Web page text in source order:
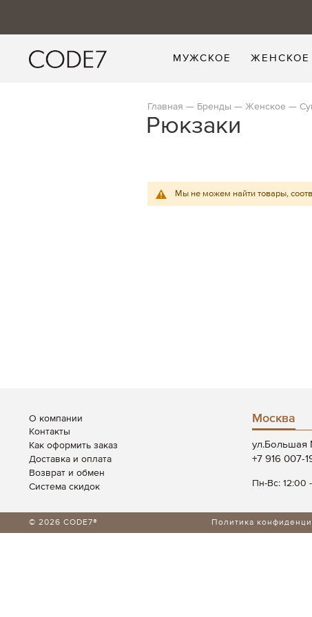
МУЖСКОЕ ЖЕНСКОЕ
Главная Бренды Женское
Рюкзаки
Мы не можем найти товары,
О компании
Контакты
Как оформить заказ
Доставка и оплата
Возврат и обмен
Система скидок
Москва
ул.Большая
+7 916 007-
Пн-Вс: 12:00
© 2026 CODE7® Политика